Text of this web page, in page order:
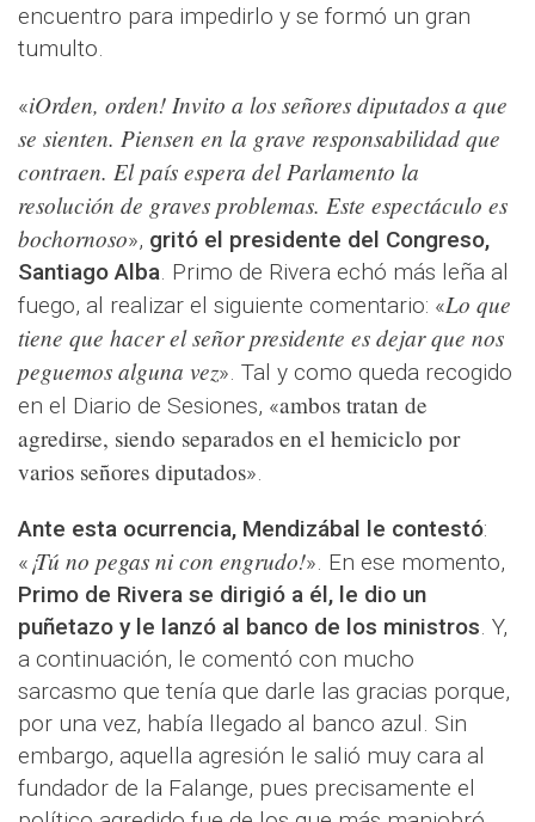
encuentro para impedirlo y se formó un gran
tumulto.
«iOrden, orden! Invito a los señores diputados a que
se sienten. Piensen en la grave responsabilidad que
contraen. El país espera del Parlamento la
resolución de graves problemas. Este espectáculo es
bochornoso», gritó el presidente del Congreso,
Santiago Alba. Primo de Rivera echó más leña al
fuego, al realizar el siguiente comentario: «Lo que
tiene que hacer el señor presidente es dejar que nos
peguemos alguna vez». Tal y como queda recogido
en el Diario de Sesiones, «ambos tratan de
agredirse, siendo separados en el hemiciclo por
varios señores diputados».
Ante esta ocurrencia, Mendizábal le contestó:
« ¡Tú no pegas ni con engrudo!». En ese momento,
Primo de Rivera se dirigió a él, le dio un
puñetazo y le lanzó al banco de los ministros. Y,
a continuación, le comentó con mucho
sarcasmo que tenía que darle las gracias porque,
por una vez, había llegado al banco azul. Sin
embargo, aquella agresión le salió muy cara al
fundador de la Falange, pues precisamente el